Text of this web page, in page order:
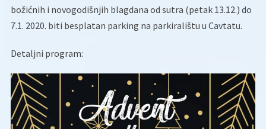
božićnih i novogodišnjih blagdana od sutra (petak 13.12.) do
7.1. 2020. biti besplatan parking na parkiralištu u Cavtatu.
Detaljni program: